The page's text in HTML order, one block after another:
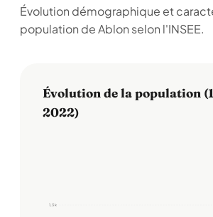
Évolution démographique et
population de Ablon selon l'INSEE.
Évolution de la population
2022)
1,3 k